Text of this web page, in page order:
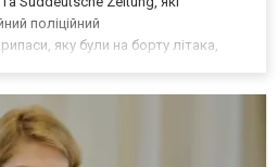
поліційний
яку були на борту літака,